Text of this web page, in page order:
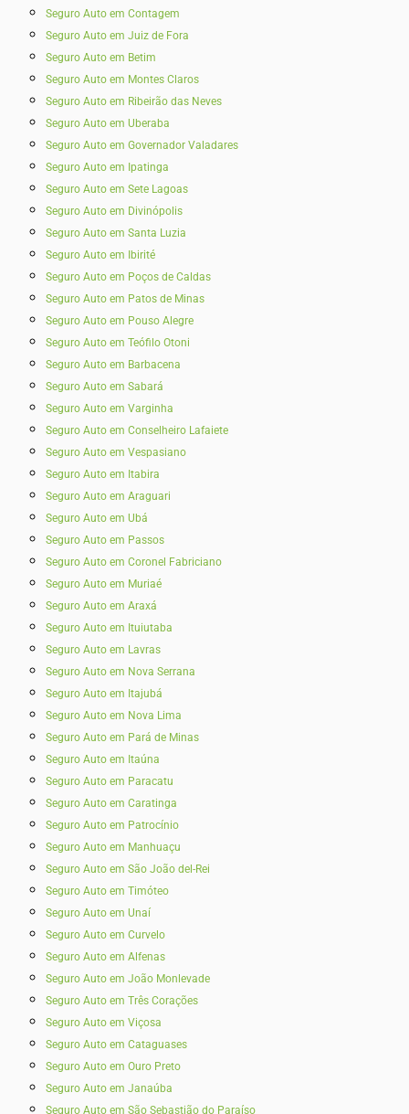
Seguro Auto em Contagem
Seguro Auto em Juiz de Fora
Seguro Auto em Betim
Seguro Auto em Montes Claros
Seguro Auto em Ribeirão das Neves
Seguro Auto em Uberaba
Seguro Auto em Governador Valadares
Seguro Auto em Ipatinga
Seguro Auto em Sete Lagoas
Seguro Auto em Divinópolis
Seguro Auto em Santa Luzia
Seguro Auto em Ibirité
Seguro Auto em Poços de Caldas
Seguro Auto em Patos de Minas
Seguro Auto em Pouso Alegre
Seguro Auto em Teófilo Otoni
Seguro Auto em Barbacena
Seguro Auto em Sabará
Seguro Auto em Varginha
Seguro Auto em Conselheiro Lafaiete
Seguro Auto em Vespasiano
Seguro Auto em Itabira
Seguro Auto em Araguari
Seguro Auto em Ubá
Seguro Auto em Passos
Seguro Auto em Coronel Fabriciano
Seguro Auto em Muriaé
Seguro Auto em Araxá
Seguro Auto em Ituiutaba
Seguro Auto em Lavras
Seguro Auto em Nova Serrana
Seguro Auto em Itajubá
Seguro Auto em Nova Lima
Seguro Auto em Pará de Minas
Seguro Auto em Itaúna
Seguro Auto em Paracatu
Seguro Auto em Caratinga
Seguro Auto em Patrocínio
Seguro Auto em Manhuaçu
Seguro Auto em São João del-Rei
Seguro Auto em Timóteo
Seguro Auto em Unaí
Seguro Auto em Curvelo
Seguro Auto em Alfenas
Seguro Auto em João Monlevade
Seguro Auto em Três Corações
Seguro Auto em Viçosa
Seguro Auto em Cataguases
Seguro Auto em Ouro Preto
Seguro Auto em Janaúba
Seguro Auto em São Sebastião do Paraíso